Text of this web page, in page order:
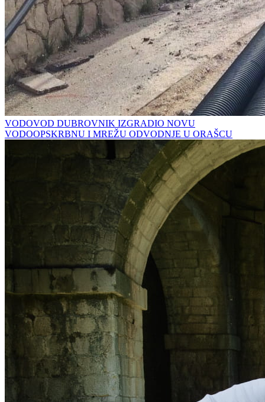
VODOVOD DUBROVNIK IZGRADIO NOVU
VODOOPSKRBNU I MREŽU ODVODNJE U ORAŠCU